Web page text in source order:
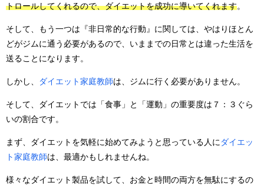
トロールしてくれるので、ダイエットを成功に導いてくれます。
そして、もう一つは『非日常的な行動』に関しては、やはりほとん
どがジムに通う必要があるので、いままでの日常とは違った生活を
送ることになります。
しかし、 ダイエット家庭教師は、ジムに行く必要がありません。
そして、ダイエットでは「食事」と「運動」の重要度は７：３ぐら
いの割合です。
まず、ダイエットを気軽に始めてみようと思っている人に ダイエッ
ト家庭教師は、最適かもしれませんね。
様々なダイエット製品を試して、お金と時間の両方を無駄にするの